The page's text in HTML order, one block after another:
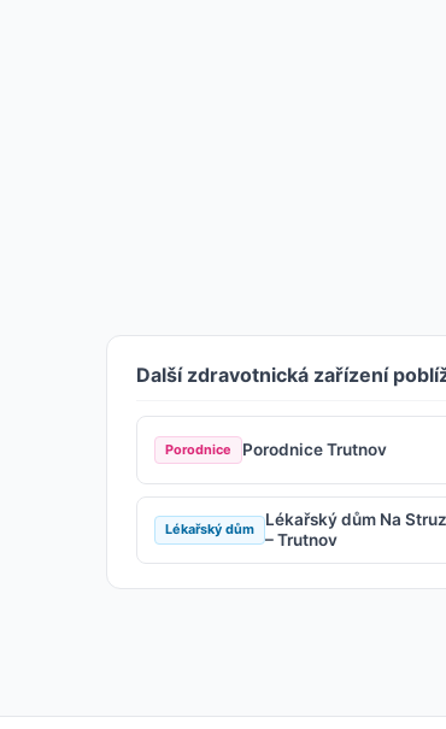
Další zdravotnická zařízení
Porodnice Porodnice Trutnov
Lékařský dům
Lékařský dům Na
– Trutnov